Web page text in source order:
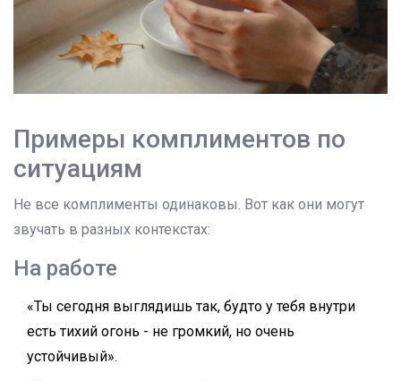
Примеры комплиментов по
ситуациям
Не все комплименты одинаковы. Вот как они могут
звучать в разных контекстах:
На работе
«Ты сегодня выглядишь так, будто у тебя внутри
есть тихий огонь - не громкий, но очень
устойчивый».